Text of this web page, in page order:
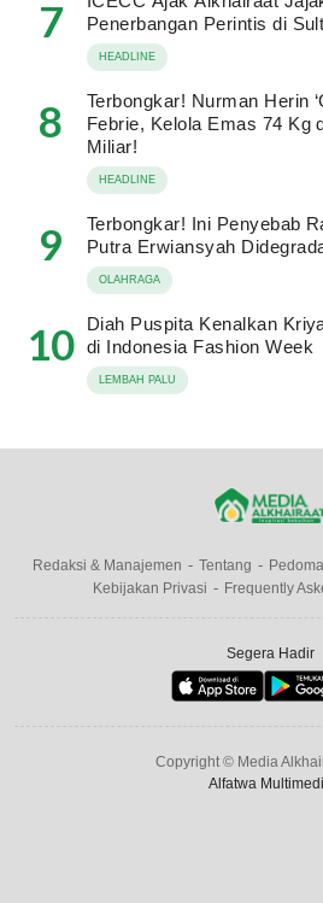
7
Penerbangan Perintis di
HEADLINE
8
Terbongkar! Nurman Herin
Febrie, Kelola Emas 74 Kg
Miliar!
HEADLINE
9
Terbongkar! Ini Penyebab
Putra Erwiansyah
OLAHRAGA
10
Diah Puspita Kenalkan
di Indonesia Fashion Week
LEMBAH PALU
Redaksi & Manajemen Tentang
Kebijakan Privasi
Frequently
Segera Hadir
Copyright © Media
Alfatwa